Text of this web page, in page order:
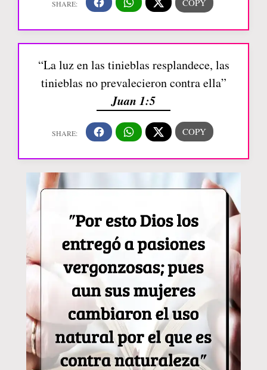
“La luz en las tinieblas resplandece, las
tinieblas no prevalecieron contra ella”
Juan 1:5